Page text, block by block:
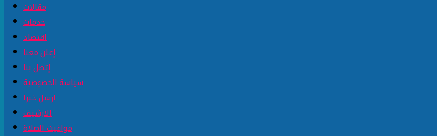
مقالات
خدمات
اقتصاد
إعلن معنا
إتصل بنا
سياسة الخصوصية
ارسل خبرا
الارشيف
مواقيت الصلاة